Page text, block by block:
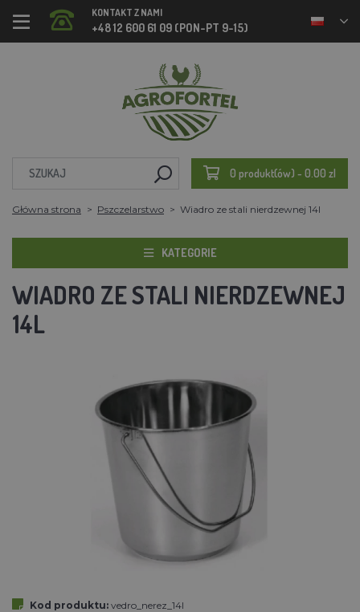
KONTAKT Z NAMI
+48 12 600 61 09 (PON-PT 9-15)
0 produkt(ów) - 0.00 zl
Główna strona Pszczelarstwo Wiadro ze stali nierdzewnej 14l
KATEGORIE
WIADRO ZE STALI NIERDZEWNEJ
14L
Kod produktu: vedro_nerez_14l